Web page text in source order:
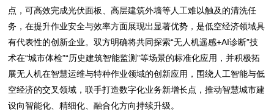
点，可高效完成光伏面板、高层建筑外墙等人工难以触及的清洗任
务，在提升作业安全与效率方面展现出显著优势，是低空经济领域具
有代表性的创新企业。双方明确将共同探索“无人机遥感+AI诊断”技
术在“城市体检”“历史建筑智能监测”等场景的标准化应用，并积极拓
展无人机在智慧运维与特种作业领域的创新应用，围绕人工智能与低
空经济的交叉领域，联手打造数字化业务新增长点，推动智慧城市建
设向智能化、精细化、融合化方向持续升级。